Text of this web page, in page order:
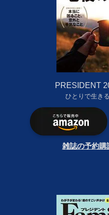
PRESIDENT
ひとりで生き
雑誌の予約購